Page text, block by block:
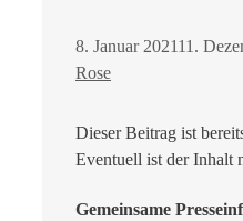
8. Januar 202111.
Rose
Dieser Beitrag ist
Eventuell ist der Inhalt
Gemeinsame